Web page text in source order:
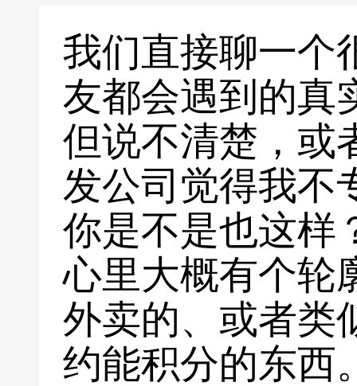
我们直接聊一个
友都会遇到的真
但说不清楚，或
发公司觉得我不
你是不是也这样
心里大概有个轮
外卖的、或者类
约能积分的东西